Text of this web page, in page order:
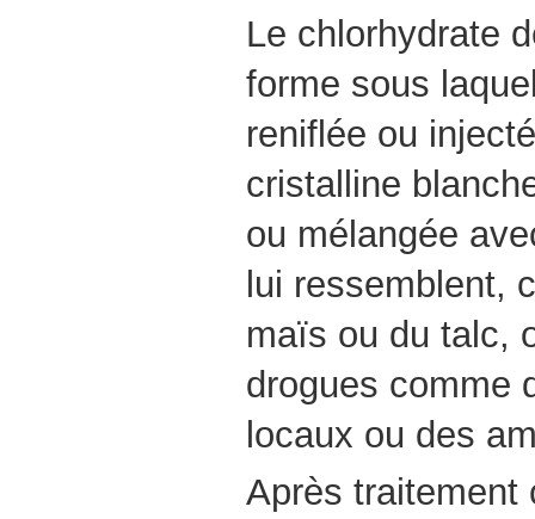
Le chlorhydrate
forme sous
reniflée ou
cristalline
ou mélangée
lui ressemblent,
maïs ou du talc,
drogues comme
locaux ou des
Après traitement